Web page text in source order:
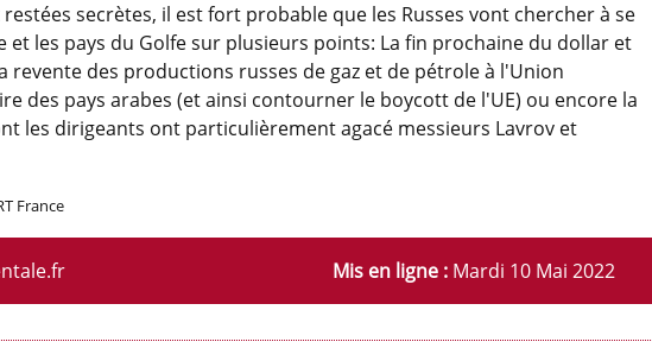
secrètes, il est fort probable que les Russes vont chercher à se
et les pays du Golfe sur plusieurs points: La fin prochaine du dollar et
revente des productions russes de gaz et de pétrole à l'Union
des pays arabes (et ainsi contourner le boycott de l'UE) ou encore la
les dirigeants ont particulièrement agacé messieurs Lavrov et
France
Mis en ligne : Mardi 10 Mai 2022